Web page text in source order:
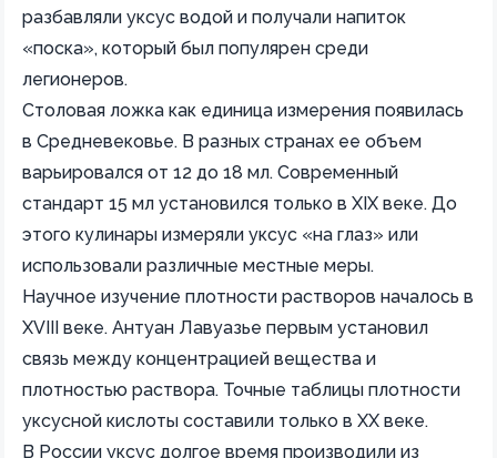
разбавляли уксус водой и получали напиток
«поска», который был популярен среди
легионеров.
Столовая ложка как единица измерения появилась
в Средневековье. В разных странах ее объем
варьировался от 12 до 18 мл. Современный
стандарт 15 мл установился только в XIX веке. До
этого кулинары измеряли уксус «на глаз» или
использовали различные местные меры.
Научное изучение плотности растворов началось в
XVIII веке. Антуан Лавуазье первым установил
связь между концентрацией вещества и
плотностью раствора. Точные таблицы плотности
уксусной кислоты составили только в XX веке.
В России уксус долгое время производили из